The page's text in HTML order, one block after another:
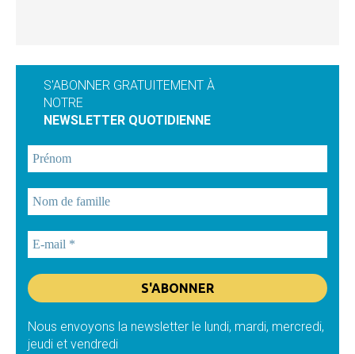
S'ABONNER GRATUITEMENT À
NOTRE
NEWSLETTER QUOTIDIENNE
Nous envoyons la newsletter le lundi, mardi, mercredi,
jeudi et vendredi